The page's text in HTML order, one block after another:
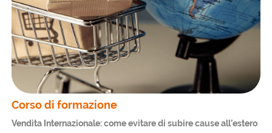
Corso di formazione
Vendita Internazionale: come evitare di subire cause all’estero